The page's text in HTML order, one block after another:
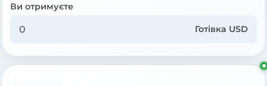
Ви отримуєте
Готівка USD